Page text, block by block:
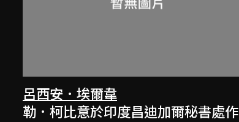
呂西安．埃爾韋
勒．柯比意於印度昌迪加爾秘書處作